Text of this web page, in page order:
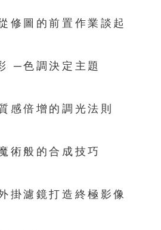
修圖的前置作業談起
─色調決定主題
感倍增的調光法則
術般的合成技巧
掛濾鏡打造終極影像